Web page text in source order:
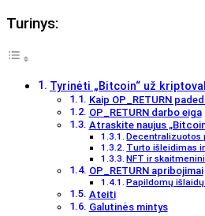
Turinys:
Tyrinėti „Bitcoin“ už
Kaip OP_RETURN
OP_RETURN darbo eiga
Atraskite naujus
Decentralizuotos
Turto išleidimas
NFT ir
OP_RETURN apribojimai
Papildomų
Ateiti
Galutinės mintys